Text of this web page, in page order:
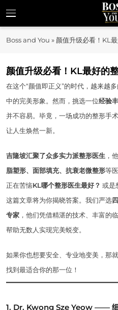
to
content
Boss and You » 颜值升级必看！KL
颜值升级必看！KL最好的
在这个“颜值即正义”的时代，越来越
中的完美形象。然而，挑选一位经验
并不容易。毕竟，一场成功的整形手
让人生焕然一新。
吉隆坡汇聚了众多实力派整形医生 ，
脂塑形、面部填充、抗衰老微整形等
正在苦恼KL哪个整形医生最好？ 或是
这篇文章将为你揭晓答案。我们严选
专家 ，他们凭借精湛的技术、丰富的
帮助无数人实现完美蜕变。
如果你也想要安全、专业地变美，那
找到最适合你的那一位！
1. Dr. Kwong Sze Yeow —— 细